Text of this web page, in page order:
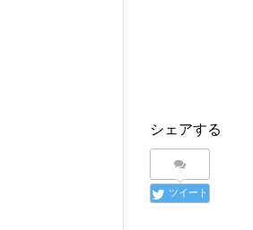
シェアする
ツイート